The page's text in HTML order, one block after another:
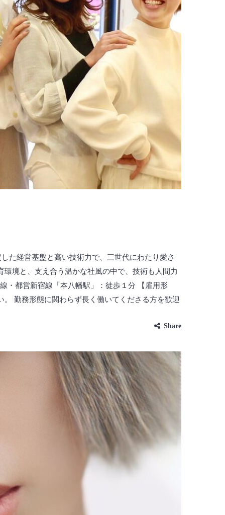
た経営基盤と高い技術力で、三世代にわたり愛さ
境と、支え合う温かな社風の中で、技術も人間力
・都営新宿線「本八幡駅」：徒歩１分 【雇用形
勤務形態に関わらず長く働いてくださる方を歓迎
Share